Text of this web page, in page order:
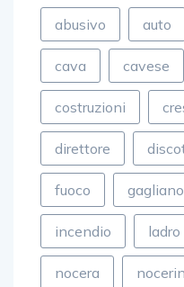
abusivo auto
cava cavese
costruzioni
direttore
fuoco gagliano
incendio ladro
nocera